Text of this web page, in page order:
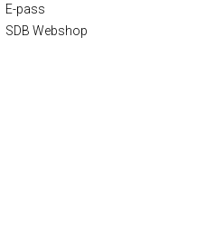
E-pass
SDB Webshop